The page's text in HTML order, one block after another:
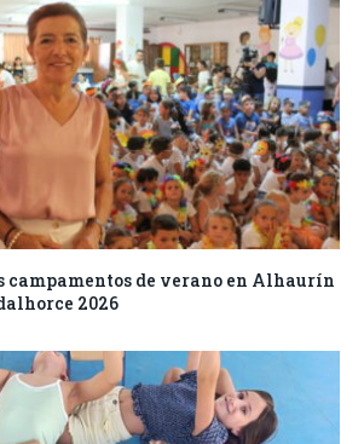
campamentos de verano en Alhaurín
2026